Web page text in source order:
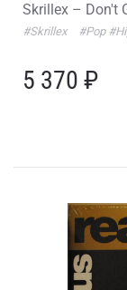
Skrillex – Don't
#Skrillex #Pop
5 370 ₽